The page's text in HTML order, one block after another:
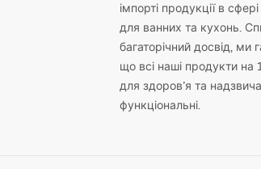
імпорті продукції в
для ванних та кухонь.
багаторічний досвід, ми
що всі наші продукти на
для здоров’я та
функціональні.